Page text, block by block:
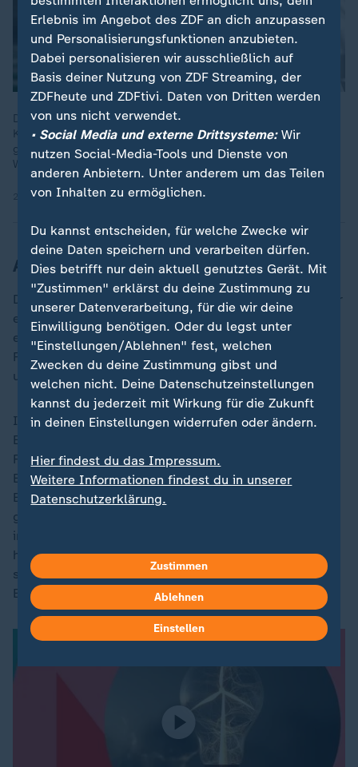
Die kommunale Wärmeplanung wird ein Kraftakt für die
Kommunen - sie bringt Milliardenkosten für den Umbau. Wie
gehen Kommunen mit den Herausforderungen der
Wärmewende um?
22.12.2025 | 6:20 min
Autarkie dank eigenem Netz
Das Besondere: Verteilt werden Strom und Wärme über
ein eigens gebautes Strom- und Wärmenetz. Ein
entscheidender Schlüssel zur Autarkie. Dadurch ist
Feldheim nicht auf externe Netzbetreiber angewiesen
und spart sich anfallende Netzentgelte.
Im Zuge des Netzbaus wurde sogar ein eigenes
Energieversorgungsunternehmen gegründet. Die
Feldheim Energie GmbH & Co. KG wird von einem
Beirat geführt. Dieser kauft Wärme aus der
Biogasanlage und Strom aus dem Windpark ein und
gibt beides nahezu zu Selbstkosten an die Haushalte
im Ort weiter. Fast alle Anwohnerinnen und Anwohner
haben dafür Anteile an der Gesellschaft erworben. Für
sie bedeutet das: mehr Unabhängigkeit, weniger
Energiekosten.
Erlebnis im Angebot des ZDF an dich anzupassen
und Personalisierungsfunktionen anzubieten.
Dabei personalisieren wir ausschließlich auf
Basis deiner Nutzung von ZDF Streaming, der
ZDFheute und ZDFtivi. Daten von Dritten werden
von uns nicht verwendet.
• Social Media und externe Drittsysteme:Wir
nutzen Social-Media-Tools und Dienste von
anderen Anbietern. Unter anderem um das Teilen
von Inhalten zu ermöglichen.
Du kannst entscheiden, für welche Zwecke wir
deine Daten speichern und verarbeiten dürfen.
Dies betrifft nur dein aktuell genutztes Gerät. Mit
"Zustimmen" erklärst du deine Zustimmung zu
unserer Datenverarbeitung, für die wir deine
Einwilligung benötigen. Oder du legst unter
"Einstellungen/Ablehnen" fest, welchen
Zwecken du deine Zustimmung gibst und
welchen nicht. Deine Datenschutzeinstellungen
kannst du jederzeit mit Wirkung für die Zukunft
in deinen Einstellungen widerrufen oder ändern.
Hier findest du das Impressum.
Weitere Informationen findest du in unserer
Datenschutzerklärung.
Zustimmen
Ablehnen
Einstellen